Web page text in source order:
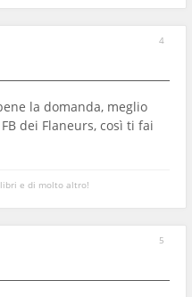
4
la domanda, meglio
dei Flaneurs, così ti fai
e di molto altro!
5